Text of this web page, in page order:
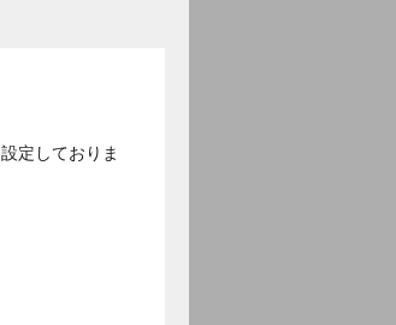
定しておりま